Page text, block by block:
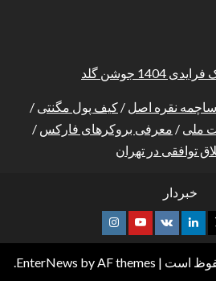
1404 جوشن گلد
نقره اصل / کیف پول مگنتی /
ملی / معرفی بروکرهای فارکس /
توافقی در تهران
خبردار
است |
EnterNews by AF themes.